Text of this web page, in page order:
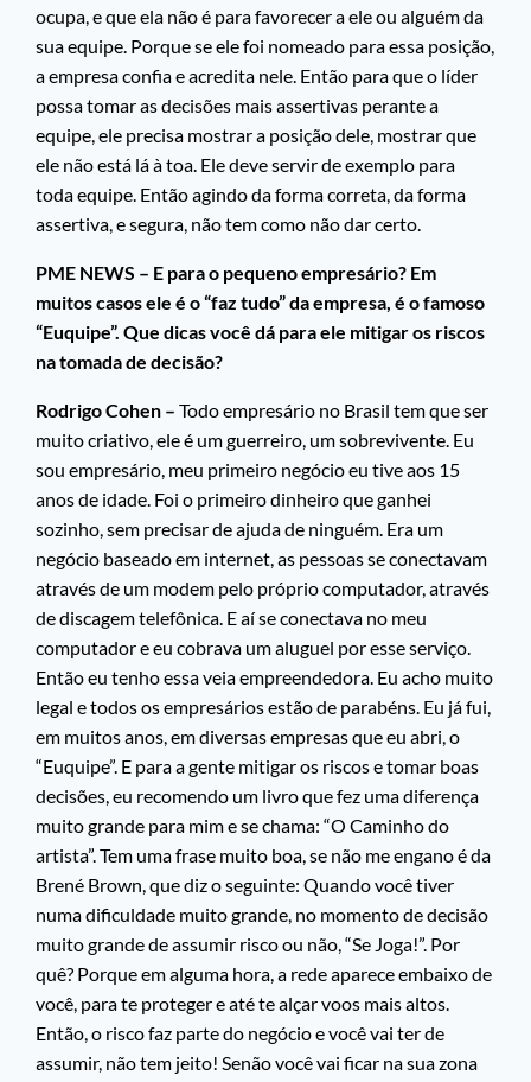
ocupa, e que ela não é para favorecer a ele ou alguém da
sua equipe. Porque se ele foi nomeado para essa posição,
a empresa confia e acredita nele. Então para que o líder
possa tomar as decisões mais assertivas perante a
equipe, ele precisa mostrar a posição dele, mostrar que
ele não está lá à toa. Ele deve servir de exemplo para
toda equipe. Então agindo da forma correta, da forma
assertiva, e segura, não tem como não dar certo.
PME NEWS – E para o pequeno empresário? Em
muitos casos ele é o “faz tudo” da empresa, é o famoso
“Euquipe”. Que dicas você dá para ele mitigar os riscos
na tomada de decisão?
Rodrigo Cohen – Todo empresário no Brasil tem que ser
muito criativo, ele é um guerreiro, um sobrevivente. Eu
sou empresário, meu primeiro negócio eu tive aos 15
anos de idade. Foi o primeiro dinheiro que ganhei
sozinho, sem precisar de ajuda de ninguém. Era um
negócio baseado em internet, as pessoas se conectavam
através de um modem pelo próprio computador, através
de discagem telefônica. E aí se conectava no meu
computador e eu cobrava um aluguel por esse serviço.
Então eu tenho essa veia empreendedora. Eu acho muito
legal e todos os empresários estão de parabéns. Eu já fui,
em muitos anos, em diversas empresas que eu abri, o
“Euquipe”. E para a gente mitigar os riscos e tomar boas
decisões, eu recomendo um livro que fez uma diferença
muito grande para mim e se chama: “O Caminho do
artista”. Tem uma frase muito boa, se não me engano é da
Brené Brown, que diz o seguinte: Quando você tiver
numa dificuldade muito grande, no momento de decisão
muito grande de assumir risco ou não, “Se Joga!”. Por
quê? Porque em alguma hora, a rede aparece embaixo de
você, para te proteger e até te alçar voos mais altos.
Então, o risco faz parte do negócio e você vai ter de
assumir, não tem jeito! Senão você vai ficar na sua zona